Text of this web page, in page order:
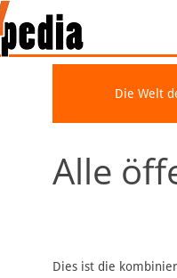
Die Welt
Alle
Dies ist die